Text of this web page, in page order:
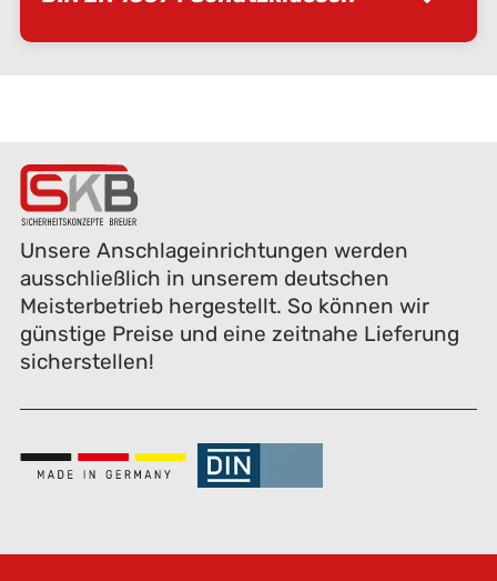
Unsere Anschlageinrichtungen werden
ausschließlich in unserem deutschen
Meisterbetrieb hergestellt. So können wir
günstige Preise und eine zeitnahe Lieferung
sicherstellen!